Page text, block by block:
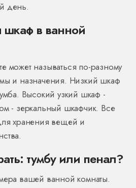
день.
шкаф в ванной
может называться по-разному
и назначения. Низкий шкаф
Высокий узкий шкаф -
- зеркальный шкафчик. Все
хранения вещей и
тумбу или пенал?
вашей ванной комнаты.